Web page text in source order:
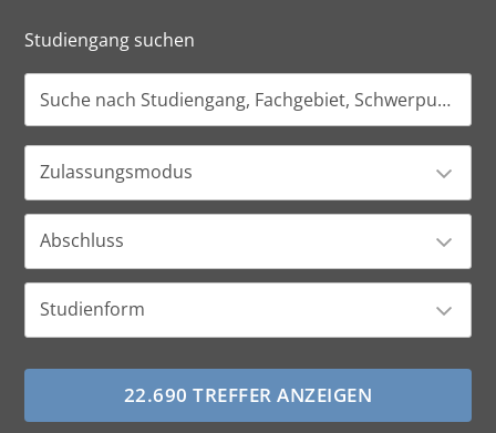
Studiengang suchen
Zulassungsmodus
Abschluss
Studienform